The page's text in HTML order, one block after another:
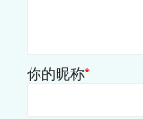
你的昵称*